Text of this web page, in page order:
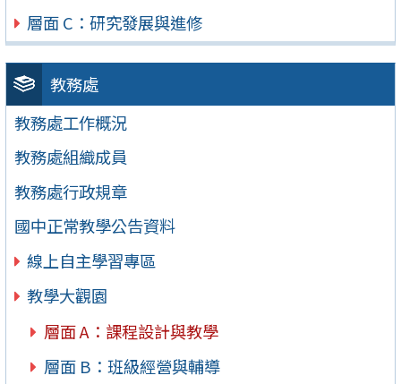
層面 C：研究發展與進修
教務處
教務處工作概況
教務處組織成員
教務處行政規章
國中正常教學公告資料
線上自主學習專區
教學大觀園
層面 A：課程設計與教學
層面 B：班級經營與輔導